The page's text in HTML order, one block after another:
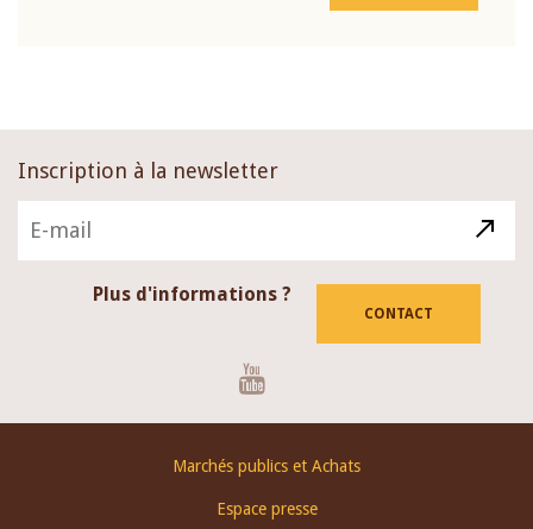
Inscription à la newsletter
Plus d'informations ?
CONTACT
Marchés publics et Achats
Espace presse